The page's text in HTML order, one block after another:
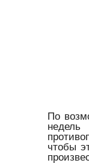
По
чтобы